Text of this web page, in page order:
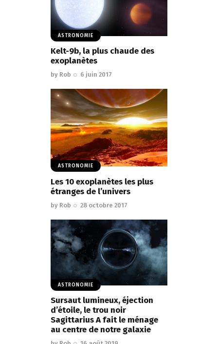
ASTRONOMIE
Kelt-9b, la plus chaude des
exoplanètes
by Rob 6 juin 2017
ASTRONOMIE
Les 10 exoplanètes les plus
étranges de l’univers
by Rob 28 octobre 2017
ASTRONOMIE
Sursaut lumineux, éjection
d’étoile, le trou noir
Sagittarius A fait le ménage
au centre de notre galaxie